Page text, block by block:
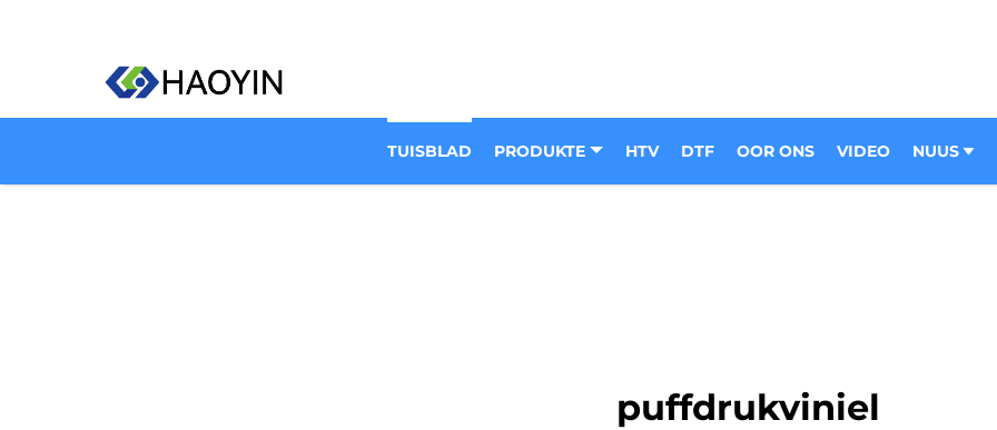
TUISBLAD PRODUKTE HTV DTF OOR ONS VIDEO NUUS
puffdrukviniel